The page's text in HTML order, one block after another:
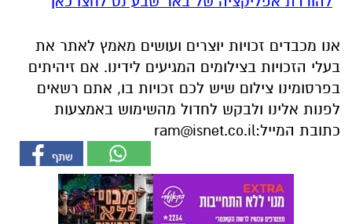
בפרסומינו צילום שיש לכם זכויות בו, אתם רשאים
כתובת המייל:ram@isnet.co.il
אולי יעניין אותך גם